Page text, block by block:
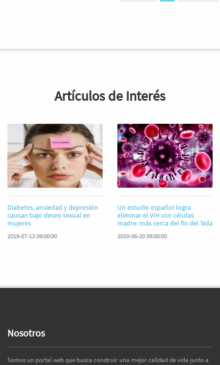
Artículos de Interés
Diabetes, ansiedad y depresión
causan bajo deseo sexual en
mujeres
2019-07-13 09:00:00
Un estudio español logra
eliminar el VIH con células
madre: más cerca del fin del Sida
2019-06-20 09:00:00
Nosotros
Somos un portal web que busca construir una mejor calidad de vida junto a